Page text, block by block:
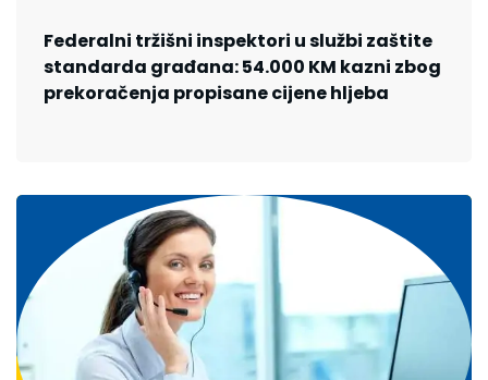
Federalni tržišni inspektori u službi zaštite
standarda građana: 54.000 KM kazni zbog
prekoračenja propisane cijene hljeba